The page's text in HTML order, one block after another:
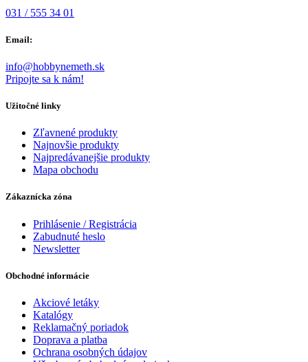
031 / 555 34 01
Email:
info@hobbynemeth.sk
Pripojte sa k nám!
Užitočné linky
Zľavnené produkty
Najnovšie produkty
Najpredávanejšie produkty
Mapa obchodu
Zákaznícka zóna
Prihlásenie / Registrácia
Zabudnuté heslo
Newsletter
Obchodné informácie
Akciové letáky
Katalógy
Reklamačný poriadok
Doprava a platba
Ochrana osobných údajov